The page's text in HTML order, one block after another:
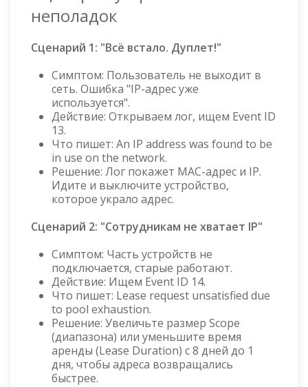
неполадок
Сценарий 1: "Всё встало. Дуплет!"
Симптом: Пользователь не выходит в
сеть. Ошибка "IP-адрес уже
используется".
Действие: Открываем лог, ищем Event ID
13.
Что пишет: An IP address was found to be
in use on the network.
Решение: Лог покажет MAC-адрес и IP.
Идите и выключите устройство,
которое украло адрес.
Сценарий 2: "Сотрудникам не хватает IP"
Симптом: Часть устройств не
подключается, старые работают.
Действие: Ищем Event ID 14.
Что пишет: Lease request unsatisfied due
to pool exhaustion.
Решение: Увеличьте размер Scope
(диапазона) или уменьшите время
аренды (Lease Duration) с 8 дней до 1
дня, чтобы адреса возвращались
быстрее.